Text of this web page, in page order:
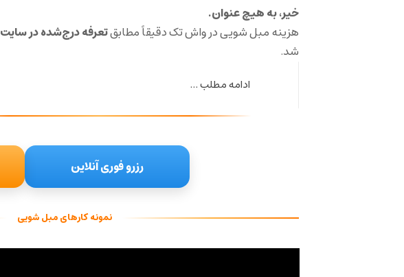
خیر، به هیچ عنوان.
هزینه مبل شویی در واش تک دقیقاً مطابقتعرفه درج‌شده در سایت
شد.
ادامه مطلب ...
رزرو فوری آنلاین
نمونه کارهای مبل شویی